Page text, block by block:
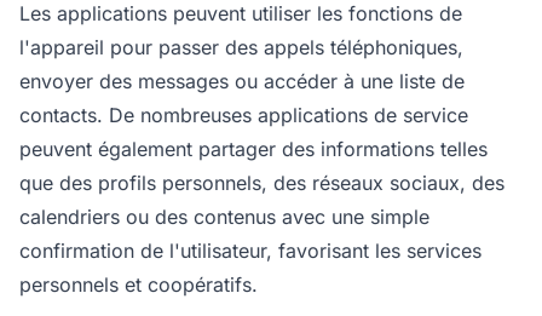
Les applications peuvent utiliser les fonctions de
l'appareil pour passer des appels téléphoniques,
envoyer des messages ou accéder à une liste de
contacts. De nombreuses applications de service
peuvent également partager des informations telles
que des profils personnels, des réseaux sociaux, des
calendriers ou des contenus avec une simple
confirmation de l'utilisateur, favorisant les services
personnels et coopératifs.